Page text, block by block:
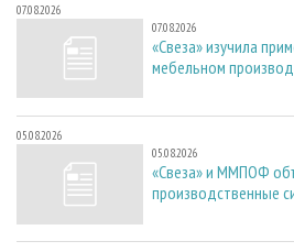
07.08.2026
07.08.2026
«Свеза» изучила
мебельном
05.08.2026
05.08.2026
«Свеза» и ММПОФ
производственные